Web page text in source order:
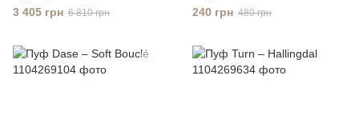
3 405 грн 6 810 грн 240 грн 480 грн